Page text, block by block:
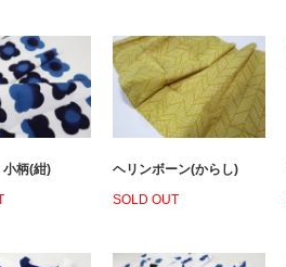
柄(紺)
ヘリンボーン(からし)
SOLD OUT